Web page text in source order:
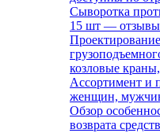
Сыворотка
15 шт — отзывы
козловые
Ассортимент и
женщин,
Обзор
возврата средств